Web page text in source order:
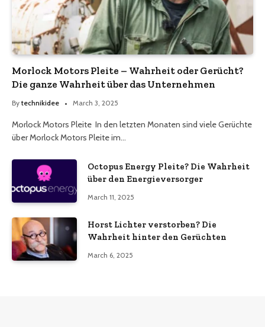
Morlock Motors Pleite – Wahrheit oder Gerücht?
Die ganze Wahrheit über das Unternehmen
By technikidee March 3, 2025
Morlock Motors Pleite In den letzten Monaten sind viele Gerüchte
über Morlock Motors Pleite im…
Octopus Energy Pleite? Die Wahrheit
über den Energieversorger
March 11, 2025
Horst Lichter verstorben? Die
Wahrheit hinter den Gerüchten
March 6, 2025